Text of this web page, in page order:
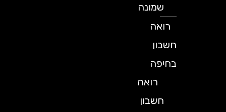
שמונה
רואה
חשבון
בחיפה
רואה
חשבון